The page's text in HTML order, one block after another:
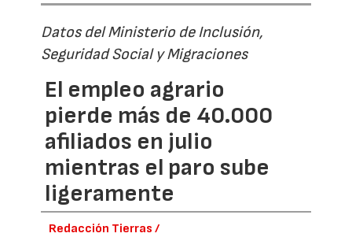
Datos del Ministerio de Inclusión,
Seguridad Social y Migraciones
El empleo agrario
pierde más de 40.000
afiliados en julio
mientras el paro sube
ligeramente
Redacción Tierras /